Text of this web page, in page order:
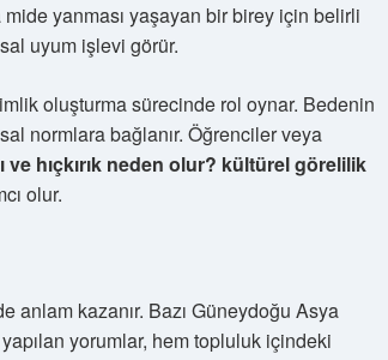
yanması yaşayan bir birey için belirli
uyum işlevi görür.
oluşturma sürecinde rol oynar. Bedenin
normlara bağlanır. Öğrenciler veya
ve hıçkırık neden olur? kültürel görelilik
olur.
anlam kazanır. Bazı Güneydoğu Asya
yorumlar, hem topluluk içindeki